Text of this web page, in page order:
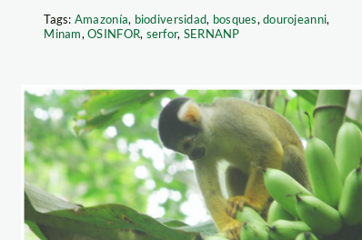
Tags: Amazonía, biodiversidad, bosques,dourojeanni,
Minam,OSINFOR, serfor, SERNANP
ino12